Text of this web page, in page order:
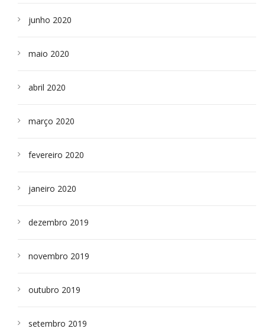
junho 2020
maio 2020
abril 2020
março 2020
fevereiro 2020
janeiro 2020
dezembro 2019
novembro 2019
outubro 2019
setembro 2019